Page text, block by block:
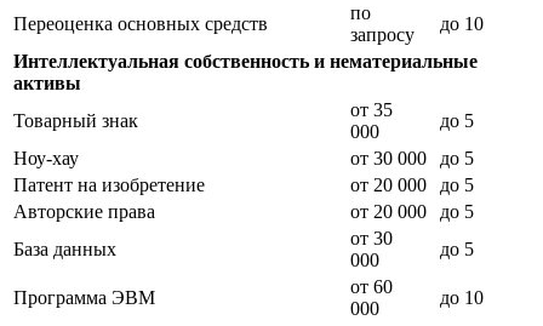
Переоценка основных средств
по
запросу
до 10
Интеллектуальная собственность и нематериальные
активы
Товарный знак
от 35
000
до 5
Ноу-хау
от 30 000
до 5
Патент на изобретение
от 20 000
до 5
Авторские права
от 20 000
до 5
База данных
от 30
000
до 5
Программа ЭВМ
от 60
000
до 10